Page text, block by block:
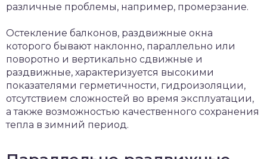
различные проблемы, например, промерзание.
Остекление балконов, раздвижные окна
которого бывают наклонно, параллельно или
поворотно и вертикально сдвижные и
раздвижные, характеризуется высокими
показателями герметичности, гидроизоляции,
отсутствием сложностей во время эксплуатации,
а также возможностью качественного сохранения
тепла в зимний период.